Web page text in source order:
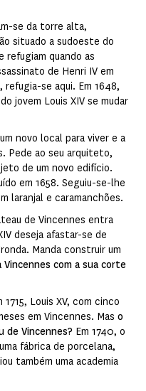
se da torre alta,
situado a sudoeste do
refugiam quando as
de Henri IV em
se aqui. Em 1648,
jovem Louis XIV se mudar
novo local para viver e a
Pede ao seu arquiteto,
de um novo edifício.
em 1658. Seguiu-se-lhe
laranjal e caramanchões.
de Vincennes entra
deseja afastar-se de
Manda construir um
Vincennes com a sua corte
Louis XV, com cinco
em Vincennes. Mas o
de Vincennes? Em 1740, o
fábrica de porcelana,
também uma academia